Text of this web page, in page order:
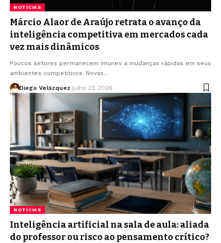
NOTÍCIAS
Márcio Alaor de Araújo retrata o avanço da
inteligência competitiva em mercados cada
vez mais dinâmicos
Poucos setores permanecem imunes a mudanças rápidas em seus
ambientes competitivos. Novas…
Diego Velázquez julho 23, 2026
NOTÍCIAS
Inteligência artificial na sala de aula: aliada
do professor ou risco ao pensamento crítico?